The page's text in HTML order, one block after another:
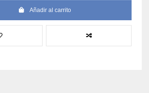
Añadir al carrito